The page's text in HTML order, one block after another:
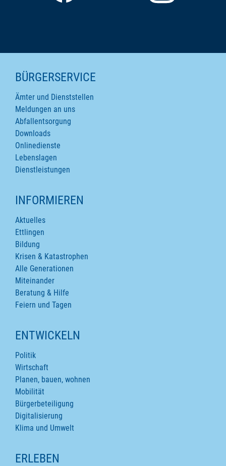
SEITENINHALTE
BÜRGERSERVICE
Ämter und Dienststellen
Meldungen an uns
Abfallentsorgung
Downloads
Onlinedienste
Lebenslagen
Dienstleistungen
INFORMIEREN
Aktuelles
Ettlingen
Bildung
Krisen & Katastrophen
Alle Generationen
Miteinander
Beratung & Hilfe
Feiern und Tagen
ENTWICKELN
Politik
Wirtschaft
Planen, bauen, wohnen
Mobilität
Bürgerbeteiligung
Digitalisierung
Klima und Umwelt
ERLEBEN